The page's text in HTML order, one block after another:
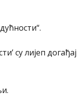
су лијеп